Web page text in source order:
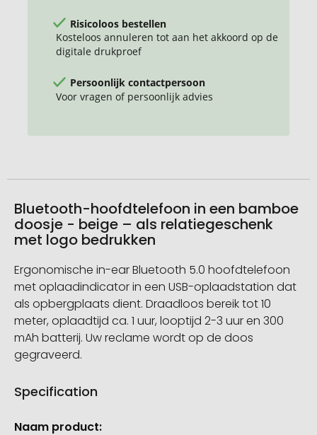
Risicoloos bestellen
Kosteloos annuleren tot aan het akkoord op de
digitale drukproef
Persoonlijk contactpersoon
Voor vragen of persoonlijk advies
Bluetooth-hoofdtelefoon in een bamboe
doosje - beige – als relatiegeschenk
met logo bedrukken
Ergonomische in-ear Bluetooth 5.0 hoofdtelefoon
met oplaadindicator in een USB-oplaadstation dat
als opbergplaats dient. Draadloos bereik tot 10
meter, oplaadtijd ca. 1 uur, looptijd 2-3 uur en 300
mAh batterij. Uw reclame wordt op de doos
gegraveerd.
Specification
Meer